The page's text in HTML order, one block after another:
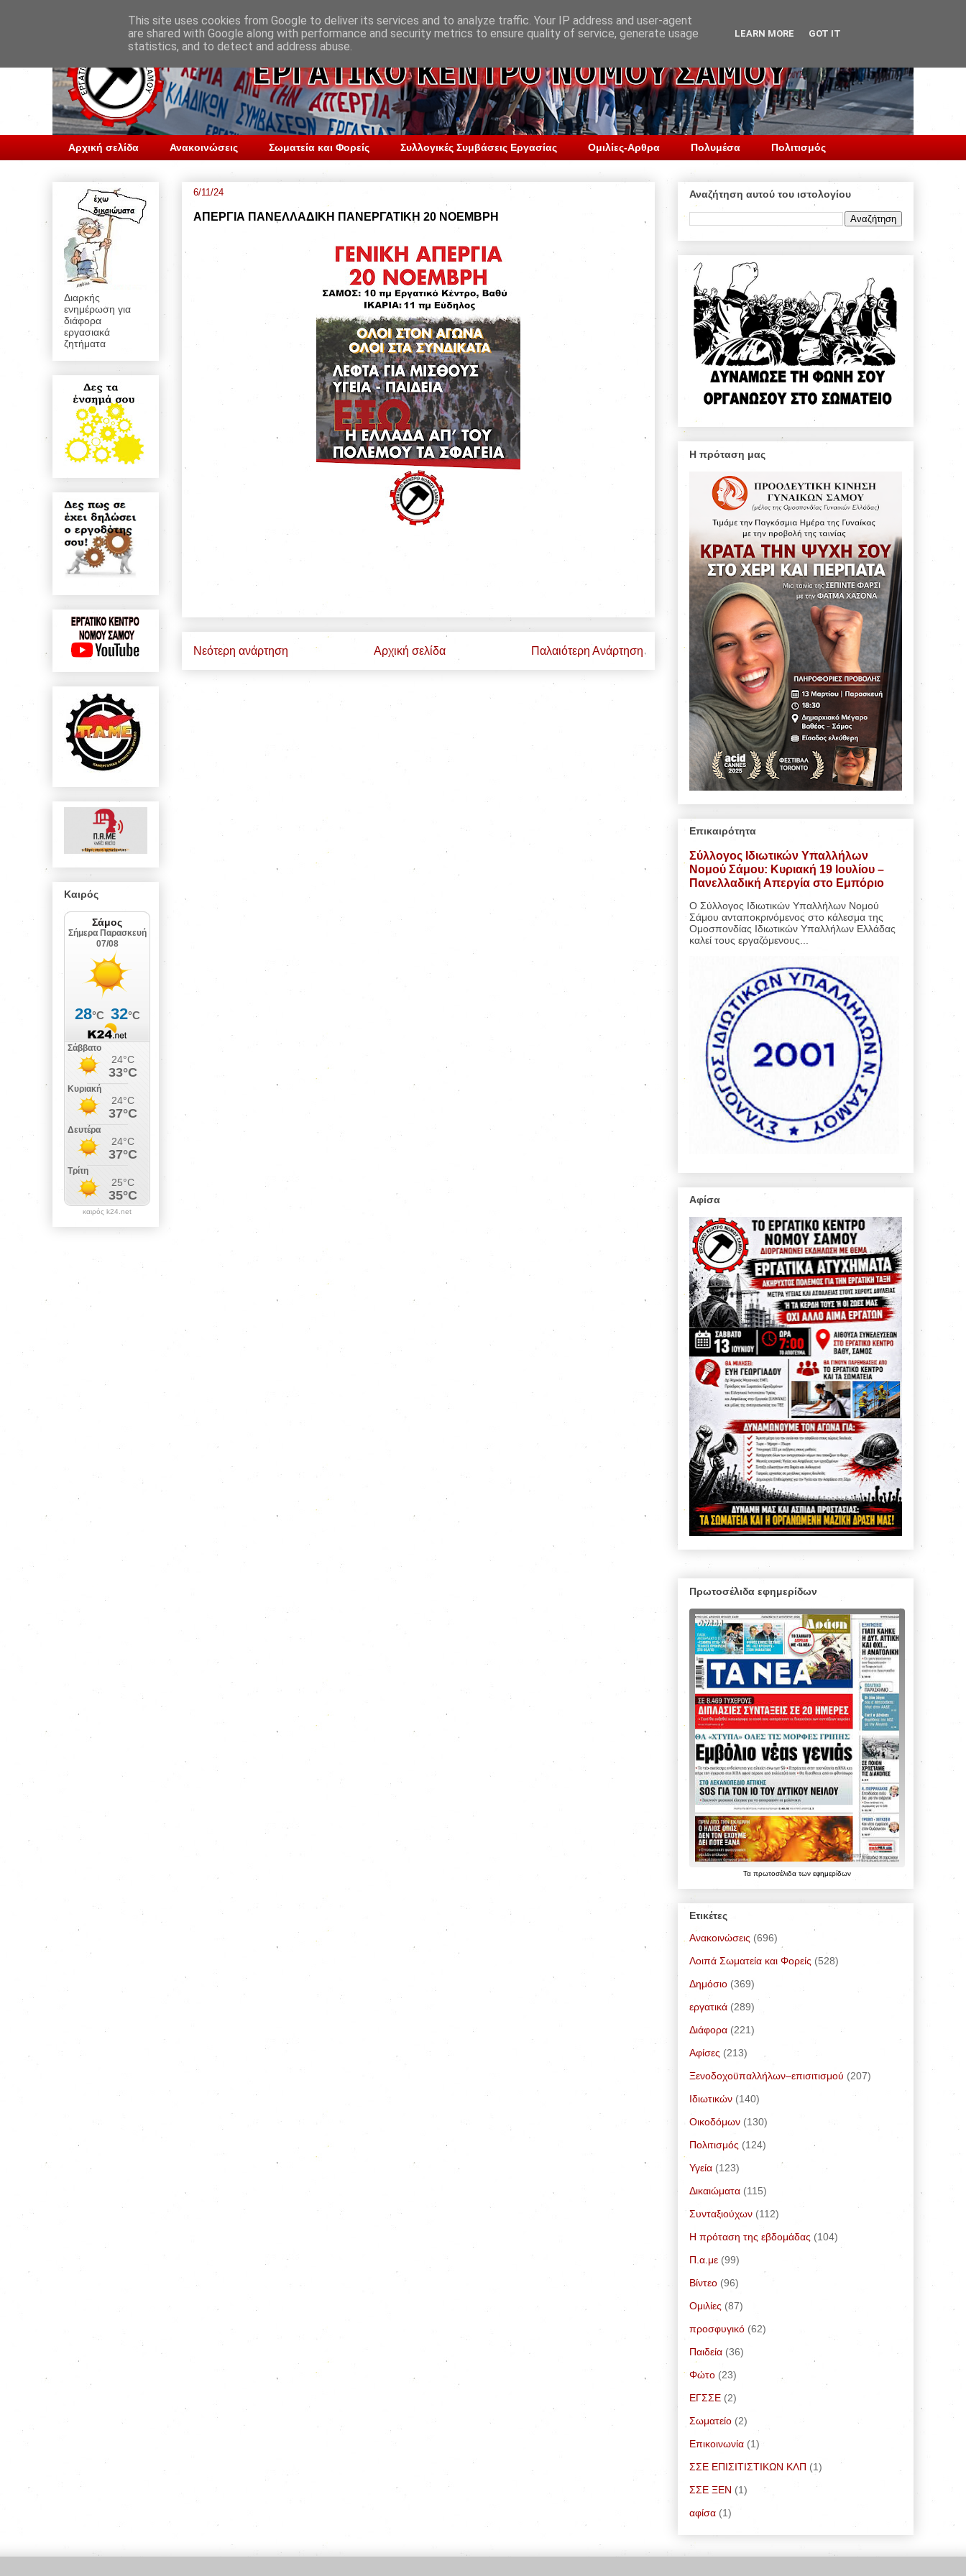
Αρχική σελίδα Ανακοινώσεις Σωματεία και Φορείς Συλλογικές Συμβάσεις Εργασίας Ομιλίες-Αρθρα Πολυμέσα Πολιτισμός
6/11/24
ΑΠΕΡΓΙΑ ΠΑΝΕΛΛΑΔΙΚΗ ΠΑΝΕΡΓΑΤΙΚΗ 20 ΝΟΕΜΒΡΗ
Νεότερη ανάρτηση Παλαιότερη Ανάρτηση
Αρχική σελίδα
Διαρκής
ενημέρωση για
διάφορα
εργασιακά
ζητήματα
Καιρός
καιρός k24.net
Αναζήτηση αυτού του ιστολογίου
Η πρόταση μας
Επικαιρότητα
Σύλλογος Ιδιωτικών Υπαλλήλων
Νομού Σάμου: Κυριακή 19 Ιουλίου –
Πανελλαδική Απεργία στο Εμπόριο
Ο Σύλλογος Ιδιωτικών Υπαλλήλων Νομού
Σάμου ανταποκρινόμενος στο κάλεσμα της
Ομοσπονδίας Ιδιωτικών Υπαλλήλων Ελλάδας
καλεί τους εργαζόμενους...
Αφίσα
Πρωτοσέλιδα εφημερίδων
Τα πρωτοσέλιδα των εφημερίδων
Ετικέτες
Ανακοινώσεις (696)
Λοιπά Σωματεία και Φορείς (528)
Δημόσιο (369)
εργατικά (289)
Διάφορα (221)
Αφίσες (213)
Ξενοδοχοϋπαλλήλων–επισιτισμού (207)
Ιδιωτικών (140)
Οικοδόμων (130)
Πολιτισμός (124)
Υγεία (123)
Δικαιώματα (115)
Συνταξιούχων (112)
Η πρόταση της εβδομάδας (104)
Π.α.με (99)
Bίντεο (96)
Ομιλίες (87)
προσφυγικό (62)
Παιδεία (36)
Φώτο (23)
ΕΓΣΣΕ (2)
Σωματείο (2)
Επικοινωνία (1)
ΣΣΕ ΕΠΙΣΙΤΙΣΤΙΚΩΝ ΚΛΠ (1)
ΣΣΕ ΞΕΝ (1)
αφίσα (1)
This site uses cookies from Google to deliver its services and to analyze traffic. Your IP address and user-agent
are shared with Google along with performance and security metrics to ensure quality of service, generate usage
statistics, and to detect and address abuse.
LEARN MORE GOT IT